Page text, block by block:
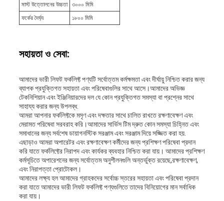
মাস্ট উত্তোলনের উচ্চতা
৩০০০ মিমি
ফর্কের দৈর্ঘ্য
১৮০০ মিমি
সহায়তা ও সেবা:
আমাদের ভারী লিফট ফর্কলিফ্ট পণ্যটি সর্বোত্তম কর্মক্ষমতা এবং দীর্ঘায়ু নিশ্চিত করার জন্য
ব্যাপক প্রযুক্তিগত সহায়তা এবং পরিষেবাগুলির সাথে আসে।আমাদের অভিজ্ঞ
টেকনিশিয়ান এবং ইঞ্জিনিয়ারদের দল যে কোন প্রযুক্তিগত সমস্যা বা প্রশ্নের সাথে
সাহায্য করার জন্য উপলব্ধ.
আমরা আপনার ফর্কলিফ্টকে মসৃণ এবং দক্ষতার সাথে চালিত রাখতে রক্ষণাবেক্ষণ এবং
মেরামত পরিষেবা সরবরাহ করি।আমাদের সার্ভিস টিম দ্রুত কোন সমস্যা চিহ্নিত এবং
সমাধানের জন্য সর্বশেষ ডায়াগনস্টিক সরঞ্জাম এবং সরঞ্জাম দিয়ে সজ্জিত করা হয়.
এছাড়াও আমরা অপারেটর এবং রক্ষণাবেক্ষণ কর্মীদের জন্য প্রশিক্ষণ পরিষেবা প্রদান
করি যাতে ফর্কলিফ্টের নিরাপদ এবং কার্যকর ব্যবহার নিশ্চিত করা যায়। আমাদের প্রশিক্ষণ
কর্মসূচিতে অপারেশনের জন্য সর্বোত্তম অনুশীলনগুলি অন্তর্ভুক্ত রয়েছে,রক্ষণাবেক্ষণ,
এবং নিরাপত্তা প্রোটোকল।
আমাদের লক্ষ্য হল আমাদের গ্রাহকদের সর্বোচ্চ স্তরের সহায়তা এবং পরিষেবা প্রদান
করা যাতে আমাদের ভারী লিফট ফর্কলিফ্ট পণ্যগুলিতে তাদের বিনিয়োগের মান সর্বাধিক
করা যায়।